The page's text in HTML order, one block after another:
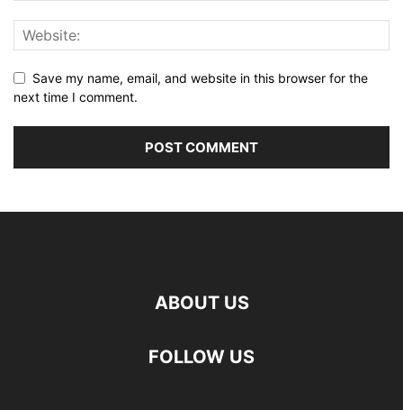
Save my name, email, and website in this browser for the
next time I comment.
ABOUT US
FOLLOW US